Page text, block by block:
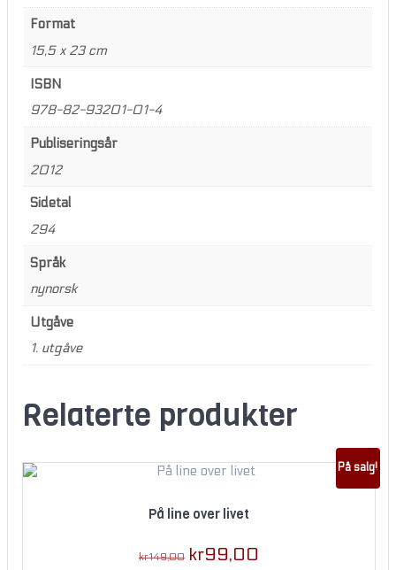
Format
15,5 x 23 cm
ISBN
978-82-93201-01-4
Publiseringsår
2012
Sidetal
294
Språk
nynorsk
Utgåve
1. utgåve
Relaterte produkter
På salg!
På line over livet
kr149,00 Original
kr99,00